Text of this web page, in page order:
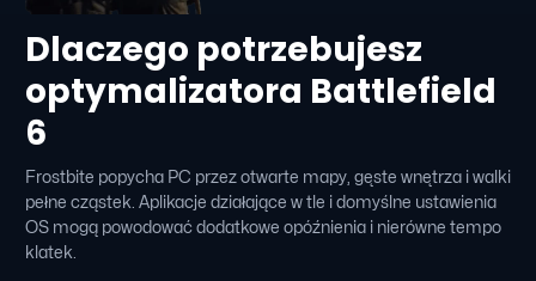
Dlaczego potrzebujesz
optymalizatora Battlefield
6
Frostbite popycha PC przez otwarte mapy, gęste wnętrza i walki
pełne cząstek. Aplikacje działające w tle i domyślne ustawienia
OS mogą powodować dodatkowe opóźnienia i nierówne tempo
klatek.